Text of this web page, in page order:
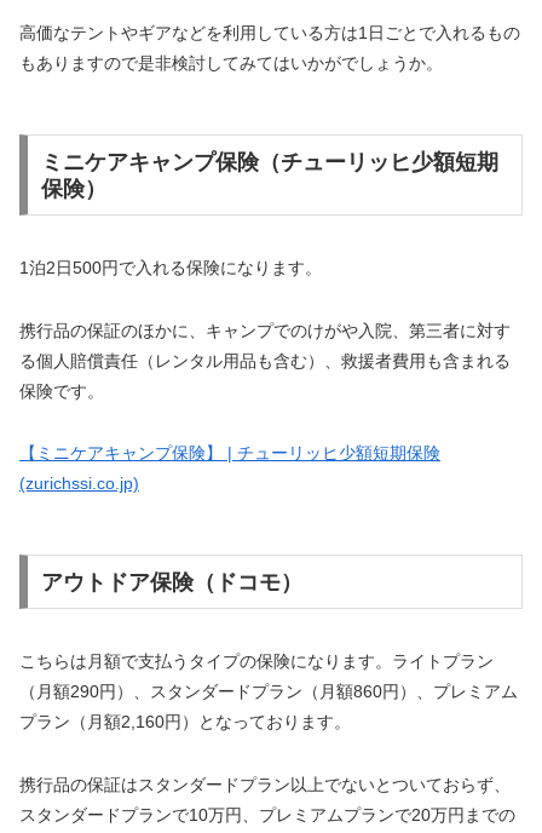
高価なテントやギアなどを利用している方は1日ごとで入れるもの
もありますので是非検討してみてはいかがでしょうか。
ミニケアキャンプ保険（チューリッヒ少額短期
保険）
1泊2日500円で入れる保険になります。
携行品の保証のほかに、キャンプでのけがや入院、第三者に対す
る個人賠償責任（レンタル用品も含む）、救援者費用も含まれる
保険です。
【ミニケアキャンプ保険】 | チューリッヒ少額短期保険
(zurichssi.co.jp)
アウトドア保険（ドコモ）
こちらは月額で支払うタイプの保険になります。ライトプラン
（月額290円）、スタンダードプラン（月額860円）、プレミアム
プラン（月額2,160円）となっております。
携行品の保証はスタンダードプラン以上でないとついておらず、
スタンダードプランで10万円、プレミアムプランで20万円までの